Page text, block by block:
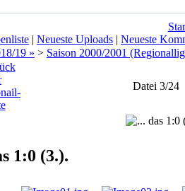
| Neueste Uploads | Neueste
19 » > Saison 2000/2001
Datei 3/24
1:0 (3.).